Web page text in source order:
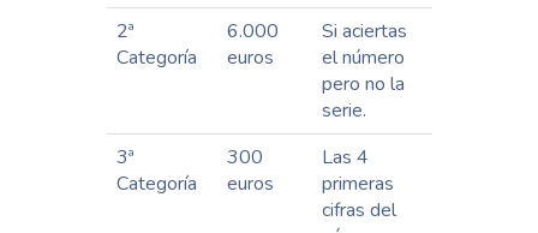
2ª
Categoría
6.000
euros
Si aciertas
el número
pero no la
serie.
3ª
Categoría
300
euros
Las 4
primeras
cifras del